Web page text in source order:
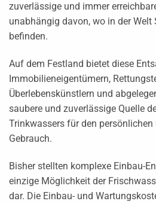
zuverlässige und immer
unabhängig davon, wo in der Welt
befinden.
Auf dem Festland bietet diese
Immobilieneigentümern,
Überlebenskünstlern und
saubere und zuverlässige Quelle
Trinkwassers für den
Gebrauch.
Bisher stellten komplexe Einbau-
einzige Möglichkeit der
dar. Die Einbau- und